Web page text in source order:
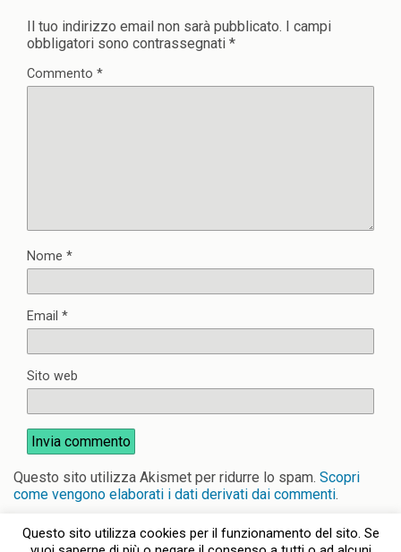
Il tuo indirizzo email non sarà pubblicato. I campi
obbligatori sono contrassegnati *
Commento *
Nome *
Email *
Sito web
Questo sito utilizza Akismet per ridurre lo spam. Scopri
come vengono elaborati i dati derivati dai commenti.
Questo sito utilizza cookies per il funzionamento del sito. Se